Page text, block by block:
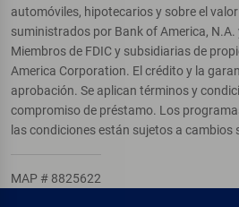
automóviles, hipotecarios y sobre el
suministrados por Bank of America,
Miembros de FDIC y subsidiarias de
America Corporation. El crédito y la
aprobación. Se aplican términos y
compromiso de préstamo. Los
las condiciones están sujetos a cambios
MAP # 8825622